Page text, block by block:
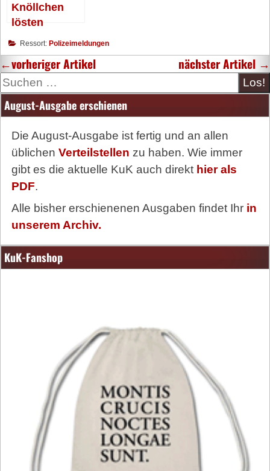
Knöllchen
lösten
Polizeieinsatz
aus
Ressort: Polizeimeldungen
←vorheriger Artikel nächster Artikel →
Suche
August-Ausgabe erschienen
Die August-Ausgabe ist fertig und an allen
üblichen Verteilstellen zu haben. Wie immer
gibt es die aktuelle KuK auch direkt hier als
PDF.
Alle bisher erschienenen Ausgaben findet Ihr in
unserem Archiv.
KuK-Fanshop